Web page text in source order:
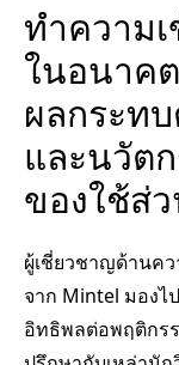
ทำความ
ในอนาค
ผลกระท
และนวัต
ของใช้ส่
ผู้เชี่ยวชาญด้านค
จาก Mintel มองไ
อิทธิพลต่อพฤติกร